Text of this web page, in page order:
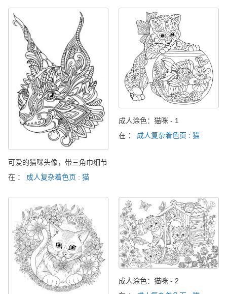
可爱的猫咪头像，带三角巾细节
在 ： 成人复杂着色页 : 猫
成人涂色：猫咪 - 1
在 ： 成人复杂着色页 : 猫
成人涂色：猫咪 - 2